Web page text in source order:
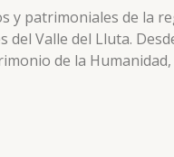
y patrimoniales de la
Valle del Lluta.
de la